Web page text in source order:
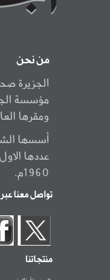
من نحن
الجزيرة
مؤسسة
ومقرها
أسسها
عددها
1960م.
تواصل معنا عبر
منتجاتنا